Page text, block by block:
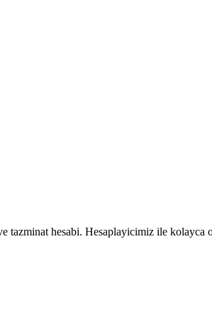
hesabi. Hesaplayicimiz ile kolayca